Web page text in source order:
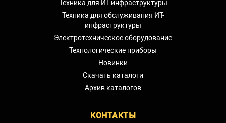
Техника для ИТ-инфраструктуры
Техника для обслуживания ИТ-
инфраструктуры
Электротехническое оборудование
Технологические приборы
Новинки
Скачать каталоги
Архив каталогов
КОНТАКТЫ